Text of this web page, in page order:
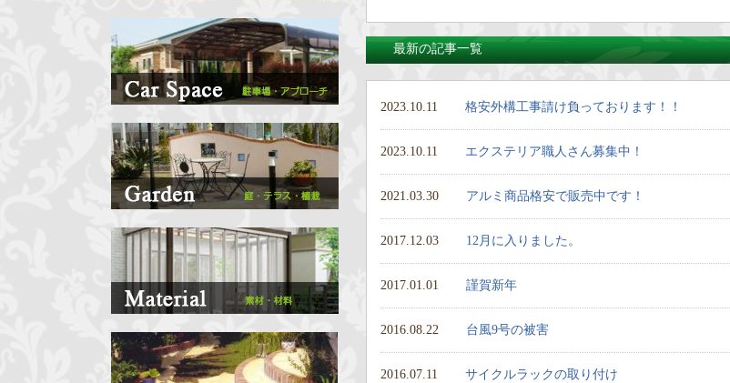
最新の記事一覧
2023.10.11 格安外構工事請け負っております！！
2023.10.11 エクステリア職人さん募集中！
2021.03.30 アルミ商品格安で販売中です！
2017.12.03 12月に入りました。
2017.01.01 謹賀新年
2016.08.22 台風9号の被害
2016.07.11 サイクルラックの取り付け